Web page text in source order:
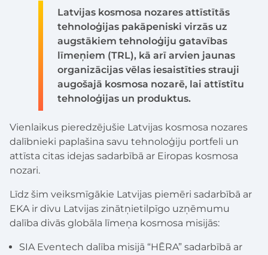
Latvijas kosmosa nozares attīstītās
tehnoloģijas pakāpeniski virzās uz
augstākiem tehnoloģiju gatavības
līmeņiem (TRL), kā arī arvien jaunas
organizācijas vēlas iesaistīties strauji
augošajā kosmosa nozarē, lai attīstītu
tehnoloģijas un produktus.
Vienlaikus pieredzējušie Latvijas kosmosa nozares
dalībnieki paplašina savu tehnoloģiju portfeli un
attīsta citas idejas sadarbībā ar Eiropas kosmosa
nozari.
Līdz šim veiksmīgākie Latvijas piemēri sadarbībā ar
EKA ir divu Latvijas zinātņietilpīgo uzņēmumu
dalība divās globāla līmeņa kosmosa misijās:
SIA Eventech dalība misijā “HĒRA” sadarbībā ar